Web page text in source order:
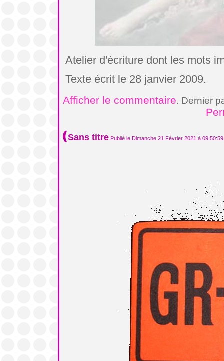
Atelier d'écriture dont les mots
Texte écrit le 28 janvier 2009.
Afficher le commentaire. Dernier
Sans titre Publié le Dimanche 21 Février 2021 à 09:50:59